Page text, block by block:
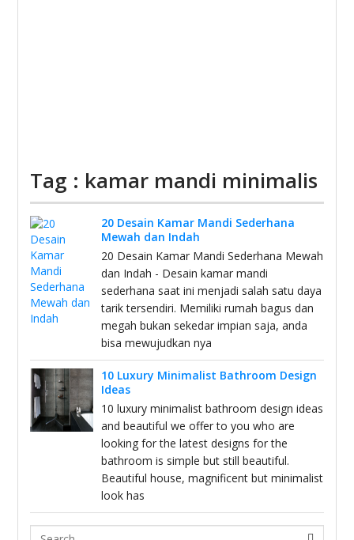
Tag : kamar mandi minimalis
20 Desain Kamar Mandi Sederhana
Mewah dan Indah
20 Desain Kamar Mandi Sederhana Mewah
dan Indah - Desain kamar mandi
sederhana saat ini menjadi salah satu daya
tarik tersendiri. Memiliki rumah bagus dan
megah bukan sekedar impian saja, anda
bisa mewujudkan nya
10 Luxury Minimalist Bathroom Design
Ideas
10 luxury minimalist bathroom design ideas
and beautiful we offer to you who are
looking for the latest designs for the
bathroom is simple but still beautiful.
Beautiful house, magnificent but minimalist
look has
Search